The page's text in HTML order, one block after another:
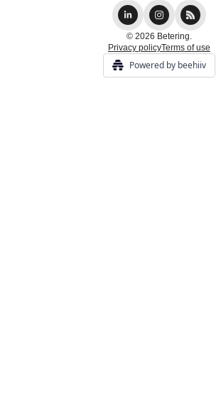
© 2026 Betering.
Privacy policyTerms of use
Powered by beehiiv